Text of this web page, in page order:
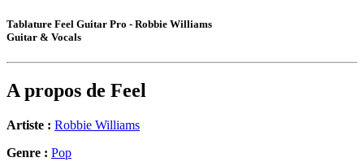
Tablature Feel Guitar Pro - Robbie Williams
Guitar & Vocals
A propos de Feel
Artiste : Robbie Williams
Genre : Pop